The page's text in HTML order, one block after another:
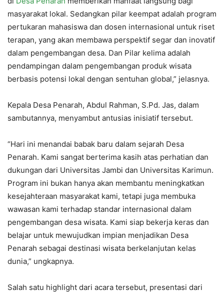
masyarakat lokal. Sedangkan pilar keempat adalah program
pertukaran mahasiswa dan dosen internasional untuk riset
terapan, yang akan membawa perspektif segar dan inovatif
dalam pengembangan desa. Dan Pilar kelima adalah
pendampingan dalam pengembangan produk wisata
berbasis potensi lokal dengan sentuhan global,” jelasnya.
Kepala Desa Penarah, Abdul Rahman, S.Pd. Jas, dalam
sambutannya, menyambut antusias inisiatif tersebut.
“Hari ini menandai babak baru dalam sejarah Desa
Penarah. Kami sangat berterima kasih atas perhatian dan
dukungan dari Universitas Jambi dan Universitas Karimun.
Program ini bukan hanya akan membantu meningkatkan
kesejahteraan masyarakat kami, tetapi juga membuka
wawasan kami terhadap standar internasional dalam
pengembangan desa wisata. Kami siap bekerja keras dan
belajar untuk mewujudkan impian menjadikan Desa
Penarah sebagai destinasi wisata berkelanjutan kelas
dunia,” ungkapnya.
Salah satu highlight dari acara tersebut, presentasi dari